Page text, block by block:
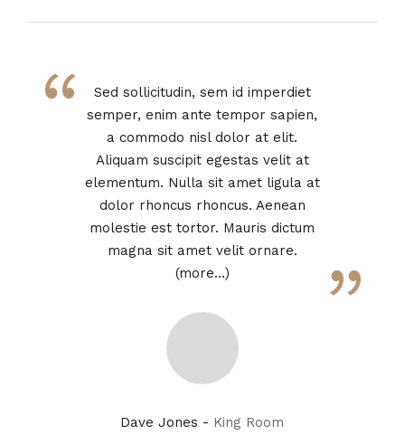
“
Sed sollicitudin, sem id imperdiet
semper, enim ante tempor sapien,
a commodo nisl dolor at elit.
Aliquam suscipit egestas velit at
elementum. Nulla sit amet ligula at
dolor rhoncus rhoncus. Aenean
molestie est tortor. Mauris dictum
magna sit amet velit ornare.
(more…)
”
Dave Jones - King Room